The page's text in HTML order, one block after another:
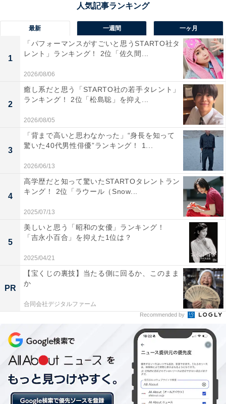
静かな湖畔の風景に包まれる十和田湖温泉郷は、夏の青
森をじっくり味わいたい人にうってつけの隠れた名所で
す。湖面を渡る風はひんやりと心地よく、日中は散策や
カヌー、遊覧船などアクティビティも豊富。夜には空い
っぱいの星が広がり、幻想的なひとときを過ごすのにぴ
ったりです。温泉は身体を芯から温め、旅の疲れをやさ
しく癒してくれます。
回答者からは「奥入瀬渓流で避暑しつつ、温泉を楽しみ
たいから」（30代女性／東京都）、「東京より平均気温
が約5℃低く、真夏でも平均23℃前後と過ごしやすい気
候だから」（50代男性／東京都）、「昔行ったが、落ち
ついて良いところだ」（50代男性／北海道）といった声
※回答者からのコメントは原文ママです
この記事の筆者：坂上 恵
All About ニュースの編集者。オールアバウトに入社後、
SNSトレンドにフォーカスした記事執筆やSEOライティ
ングの経験を経て、のちにAll About ニュースチームのメ
ンバーに参入。現在は旅行・カルチャー・エンタメなど
を中心に企画編集を担当。東京都出身。居酒屋巡りとス
ポーツ観戦が生きがい。
次ページ 9位までのランキング結果を見る
最新 一週間 一ヶ月
1
「パフォーマンスがすごいと思うSTARTO社タ
レント」ランキング！ 2位「佐久間...
2026/08/06
2
癒し系だと思う「STARTO社の若手タレント」
ランキング！ 2位「松島聡」を抑え...
2026/08/05
3
「背まで高いと思わなかった」“身長を知って
驚いた40代男性俳優”ランキング！ 1...
2026/06/13
4
高学歴だと知って驚いたSTARTOタレントラン
キング！ 2位「ラウール（Snow...
2025/07/13
5
美しいと思う「昭和の女優」ランキング！
「吉永小百合」を抑えた1位は？
2025/04/21
PR
【宝くじの裏技】当たる側に回るか、このまま
か
合同会社デジタルファーム
Recommended by